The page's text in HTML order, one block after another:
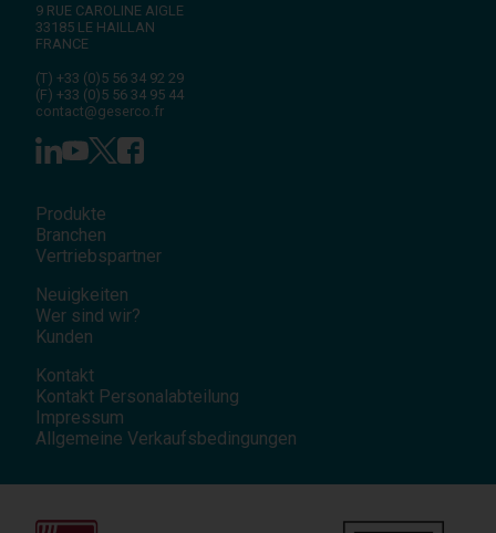
9 RUE CAROLINE AIGLE
33185 LE HAILLAN
FRANCE
(T) +33 (0)5 56 34 92 29
(F) +33 (0)5 56 34 95 44
contact@geserco.fr
Produkte
Branchen
Vertriebspartner
Neuigkeiten
Wer sind wir?
Kunden
Kontakt
Kontakt Personalabteilung
Impressum
Allgemeine Verkaufsbedingungen